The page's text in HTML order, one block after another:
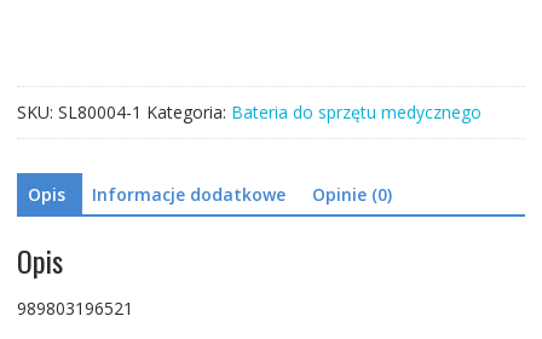
SKU: SL80004-1 Kategoria: Bateria do sprzętu medycznego
Opis Informacje dodatkowe Opinie (0)
Opis
989803196521